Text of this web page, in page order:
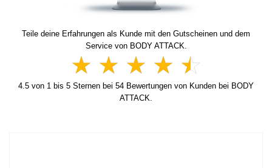
Teile deine Erfahrungen als Kunde mit den Gutscheinen und dem
Service von BODY ATTACK.
4.5 von 1 bis 5 Sternen bei 54 Bewertungen von Kunden bei BODY
ATTACK.